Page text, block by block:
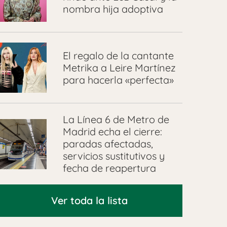
nombra hija adoptiva
El regalo de la cantante
Metrika a Leire Martínez
para hacerla «perfecta»
La Línea 6 de Metro de
Madrid echa el cierre:
paradas afectadas,
servicios sustitutivos y
fecha de reapertura
Ver toda la lista